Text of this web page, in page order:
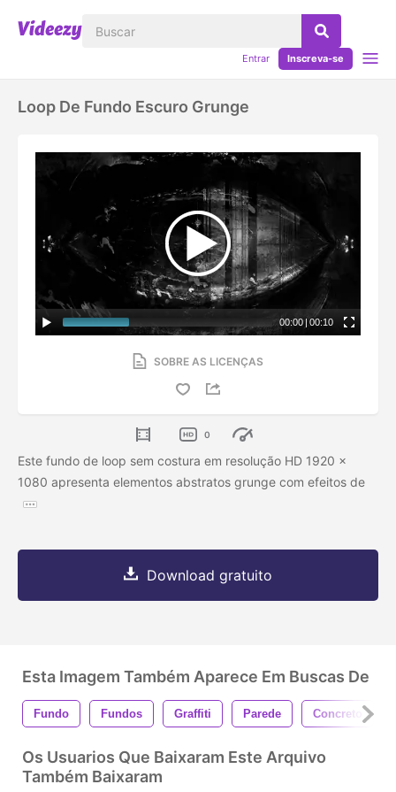
Entrar Inscreva-se
Loop De Fundo Escuro Grunge
00:00 | 00:10
SOBRE AS LICENÇAS
0
Este fundo de loop sem costura em resolução HD 1920 x
1080 apresenta elementos abstratos grunge com efeitos de
Download gratuito
Esta Imagem Também Aparece Em Buscas De
Fundo Fundos Graffiti Parede Concreto
Os Usuarios Que Baixaram Este Arquivo
Também Baixaram